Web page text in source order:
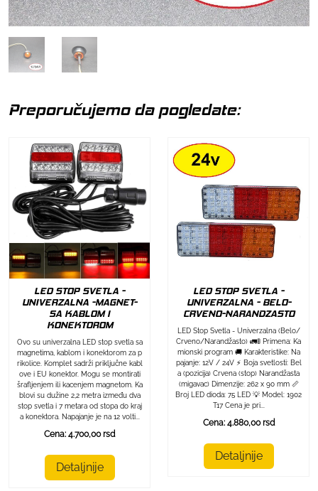
Preporučujemo da pogledate:
LED STOP SVETLA -
UNIVERZALNA -MAGNET-
SA KABLOM I
KONEKTOROM
Ovo su univerzalna LED stop svetla sa
magnetima, kablom i konektorom za p
rikolice. Komplet sadrži priključne kabl
ove i EU konektor. Mogu se montirati
šrafljenjem ili kacenjem magnetom. Ka
blovi su dužine 2,2 metra između dva
stop svetla i 7 metara od stopa do kraj
a konektora. Napajanje je na 12 volti...
Cena: 4.700,00 rsd
Detaljnije
LED STOP SVETLA -
UNIVERZALNA - BELO-
CRVENO-NARANDZASTO
LED Stop Svetla - Univerzalna (Belo/
Crveno/Narandžasto) 🚛🚦 Primena: Ka
mionski program 🚚 Karakteristike: Na
pajanje: 12V / 24V ⚡ Boja svetlosti: Bel
a (pozicija) Crvena (stop) Narandžasta
(migavac) Dimenzije: 262 x 90 mm 📏
Broj LED dioda: 75 LED 💡 Model: 1902
T17 Cena je pri...
Cena: 4.880,00 rsd
Detaljnije